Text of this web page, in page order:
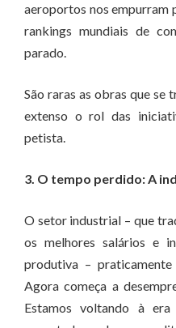
aeroportos nos empurram
rankings mundiais de
parado.
São raras as obras que se
extenso o rol das
petista.
3. O tempo perdido: A
O setor industrial – que
os melhores salários e
produtiva –
Agora começa a
Estamos voltando à